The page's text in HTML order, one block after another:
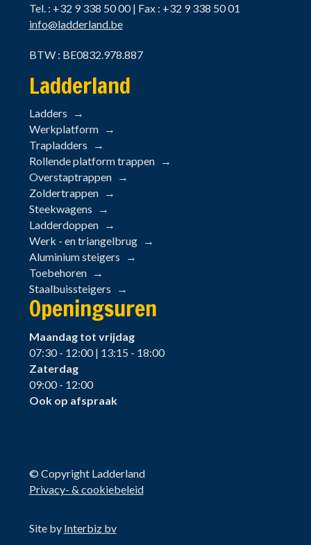
Tel. : +32 9 338 50 00 | Fax : +32 9 338 50 01
info@ladderland.be
BTW : BE0832.978.887
Ladderland
Ladders
Werkplatform
Trapladders
Rollende platform trappen
Overstaptrappen
Zoldertrappen
Steekwagens
Ladderdoppen
Werk - en triangelbrug
Aluminium steigers
Toebehoren
Staalbuissteigers
Openingsuren
Maandag tot vrijdag
07:30 - 12:00 | 13:15 - 18:00
Zaterdag
09:00 - 12:00
Ook op afspraak
© Copyright Ladderland
Privacy- & cookiebeleid
Site by Interbiz bv